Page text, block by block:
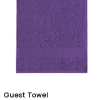
Guest Towel